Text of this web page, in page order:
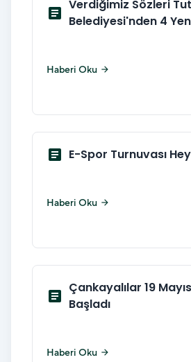
article
Verdiğimiz Sözleri
Belediyesi'nden 4
Haberi Oku arrow_forward
article E-Spor Turnuvası
Haberi Oku arrow_forward
article
Çankayalılar 19
Başladı
Haberi Oku arrow_forward